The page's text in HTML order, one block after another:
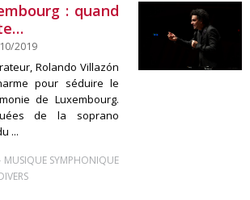
: quand
2019
Rolando Villazón
pour séduire le
de Luxembourg.
de la soprano
...
MUSIQUE SYMPHONIQUE